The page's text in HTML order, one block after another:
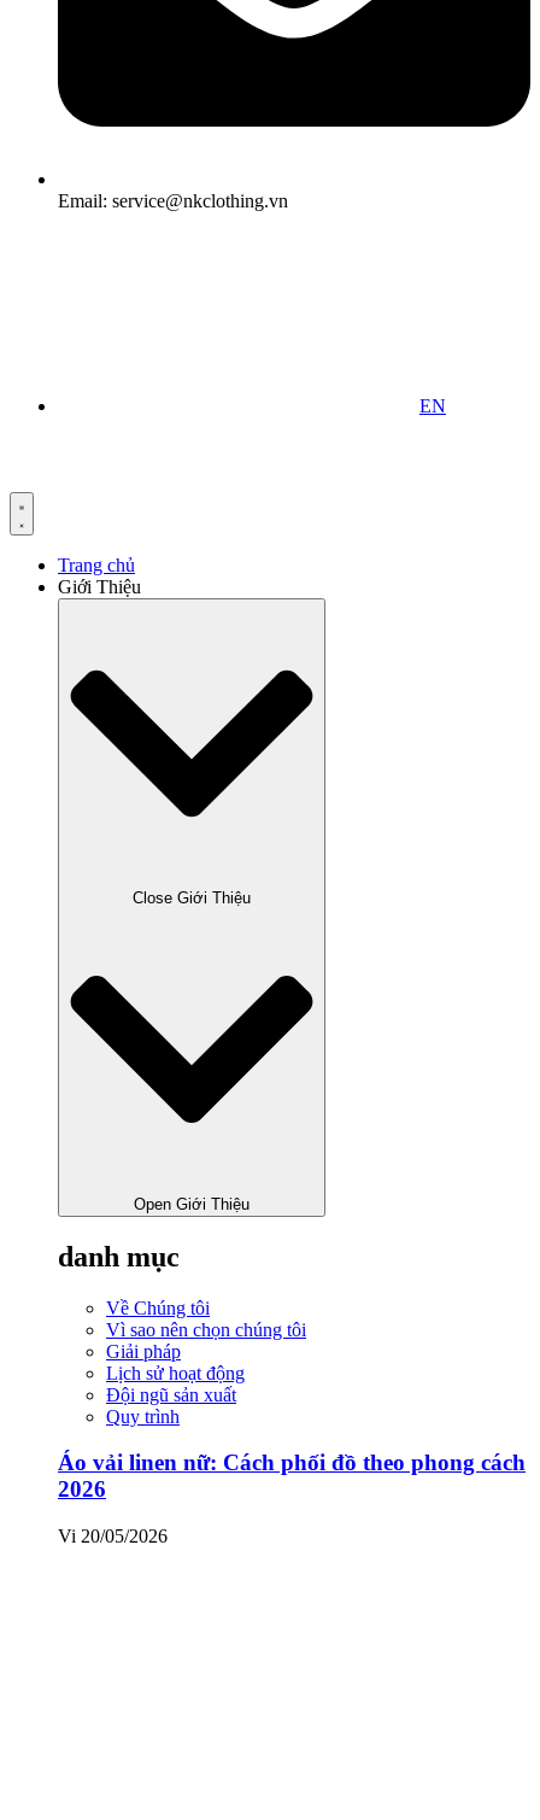
Email: service@nkclothing.vn
EN
Trang chủ
Giới Thiệu
Close Giới Thiệu
Open Giới Thiệu
danh mục
Về Chúng tôi
Vì sao nên chọn chúng tôi
Giải pháp
Lịch sử hoạt động
Đội ngũ sản xuất
Quy trình
Áo vải linen nữ: Cách phối đồ theo phong cách
2026
Vi 20/05/2026